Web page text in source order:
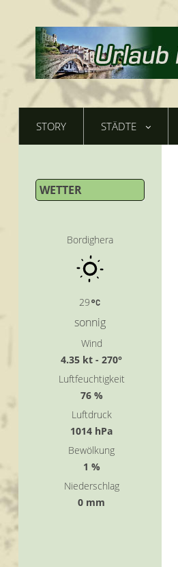
STORY STÄDTE
WETTER
Bordighera
29
sonnig
Wind
4.35 kt - 270°
Luftfeuchtigkeit
76 %
Luftdruck
1014 hPa
Bewölkung
1 %
Niederschlag
0 mm